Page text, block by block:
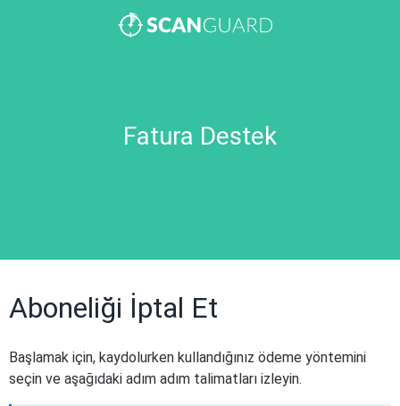
Fatura Destek
Aboneliği İptal Et
Başlamak için, kaydolurken kullandığınız ödeme yöntemini
seçin ve aşağıdaki adım adım talimatları izleyin.